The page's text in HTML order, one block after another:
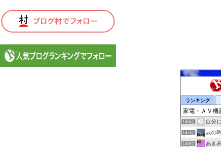
ランキング
146位 自分
147位 辰の
148位 あま